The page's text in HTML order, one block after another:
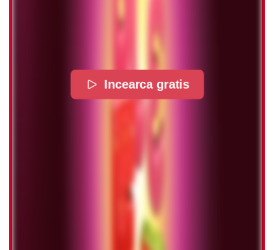
Incearca gratis